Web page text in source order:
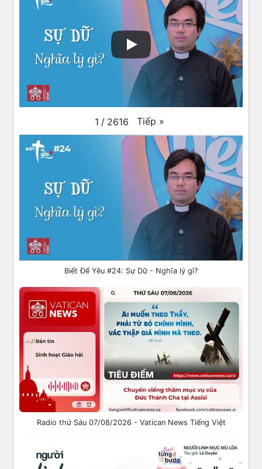
1 / 2616 Tiếp »
Biết Để Yêu #24: Sự Dữ - Nghĩa lý gì?
Radio thứ Sáu 07/08/2026 - Vatican News Tiếng Việt